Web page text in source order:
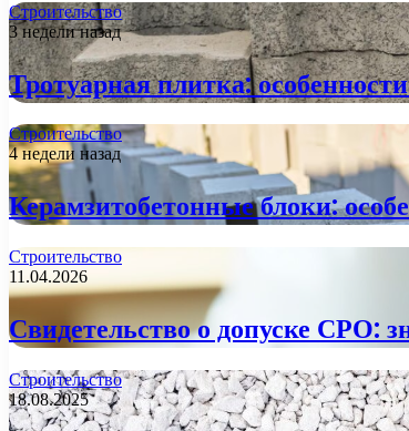
Строительство
3 недели назад
Тротуарная плитка:
Строительство
4 недели назад
Керамзитобетонные блоки:
Строительство
11.04.2026
Свидетельство о допуске СРО:
Строительство
18.08.2025